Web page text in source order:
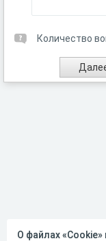
Количество
О файлах